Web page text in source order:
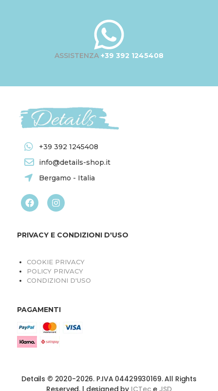
ASSISTENZA +39 392 1245408
+39 392 1245408
info@details-shop.it
Bergamo - Italia
PRIVACY E CONDIZIONI D'USO
COOKIE PRIVACY
POLICY PRIVACY
CONDIZIONI D'USO
PAGAMENTI
Details © 2020-2026. P.IVA 04429930169. All Rights
Reserved. | designed by ICTec e JSD